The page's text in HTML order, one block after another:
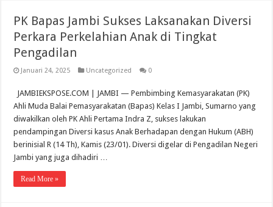
PK Bapas Jambi Sukses Laksanakan Diversi
Perkara Perkelahian Anak di Tingkat
Pengadilan
Januari 24, 2025 Uncategorized 0
JAMBIEKSPOSE.COM | JAMBI — Pembimbing Kemasyarakatan (PK)
Ahli Muda Balai Pemasyarakatan (Bapas) Kelas I Jambi, Sumarno yang
diwakilkan oleh PK Ahli Pertama Indra Z, sukses lakukan
pendampingan Diversi kasus Anak Berhadapan dengan Hukum (ABH)
berinisial R (14 Th), Kamis (23/01). Diversi digelar di Pengadilan Negeri
Jambi yang juga dihadiri …
Read More »